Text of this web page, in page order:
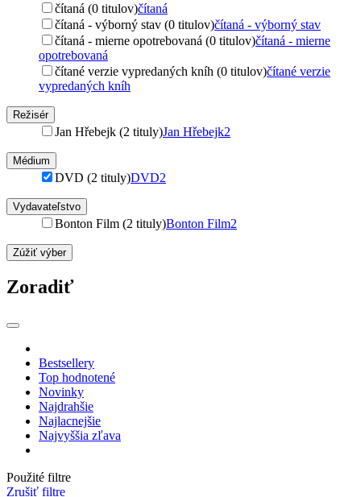
čítaná (0 titulov)čítaná
čítaná - výborný stav (0 titulov)čítaná - výborný stav
čítaná - mierne opotrebovaná (0 titulov)čítaná - mierne
opotrebovaná
čítané verzie vypredaných kníh (0 titulov)čítané verzie
vypredaných kníh
Režisér
Jan Hřebejk (2 tituly)Jan Hřebejk2
Médium
DVD (2 tituly)DVD2
Vydavateľstvo
Bonton Film (2 tituly)Bonton Film2
Zúžiť výber
Zoradiť
Bestsellery
Top hodnotené
Novinky
Najdrahšie
Najlacnejšie
Najvyššia zľava
Použité filtre
Zrušiť filtre